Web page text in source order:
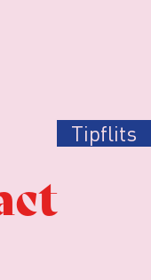
Tipflits